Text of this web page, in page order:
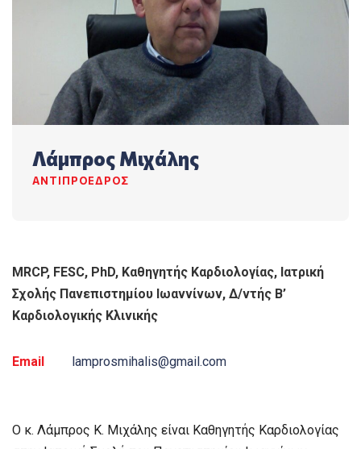
Λάμπρος Μιχάλης
ΑΝΤΙΠΡΌΕΔΡΟΣ
MRCP, FESC, PhD, Καθηγητής Καρδιολογίας, Ιατρική
Σχολής Πανεπιστημίου Ιωαννίνων, Δ/ντής Β’
Καρδιολογικής Κλινικής
Email lamprosmihalis@gmail.com
Ο κ. Λάμπρος Κ. Μιχάλης είναι Καθηγητής Καρδιολογίας